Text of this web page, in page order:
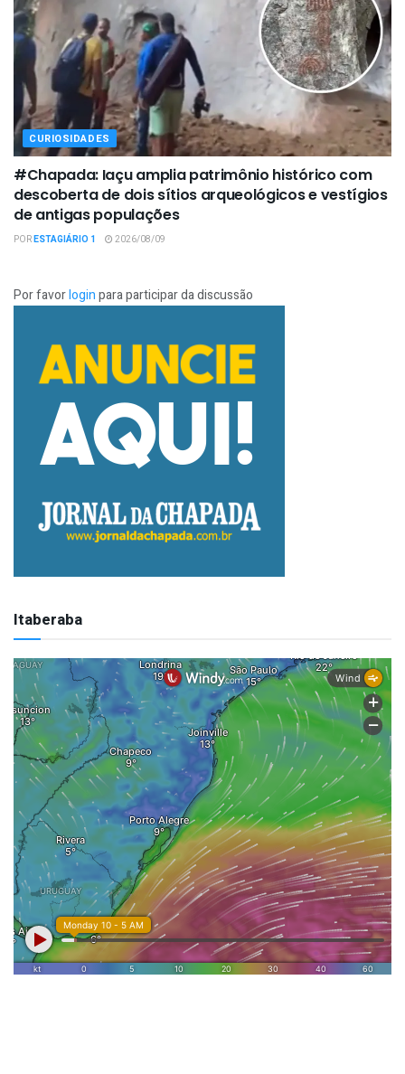
CURIOSIDADES
#Chapada: Iaçu amplia patrimônio histórico com
descoberta de dois sítios arqueológicos e vestígios
de antigas populações
PORESTAGIÁRIO 1 2026/08/09
Por favorloginpara participar da discussão
Itaberaba